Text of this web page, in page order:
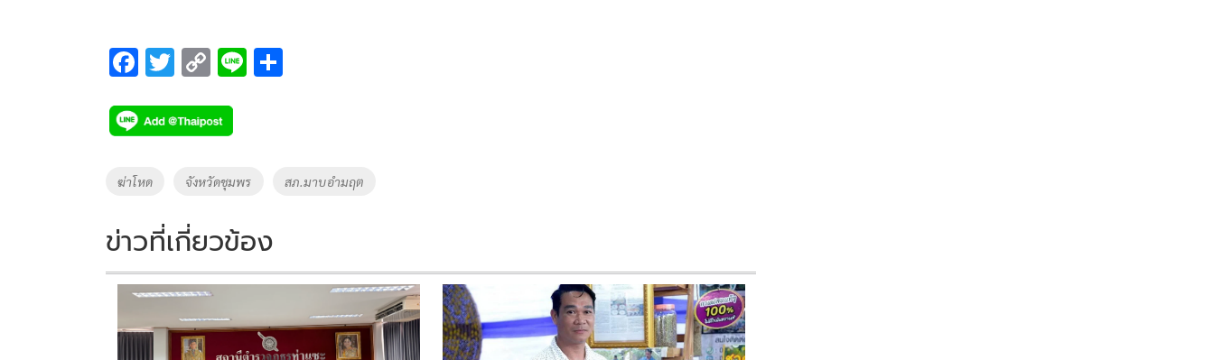
F
e
b
o
k
T
tt
er
C
p
y
Li
k
Li
Tags
ฆ่าโหด จังหวัดชุมพร สภ.มาบอำมฤต
ข่าวที่เกี่ยวข้อง